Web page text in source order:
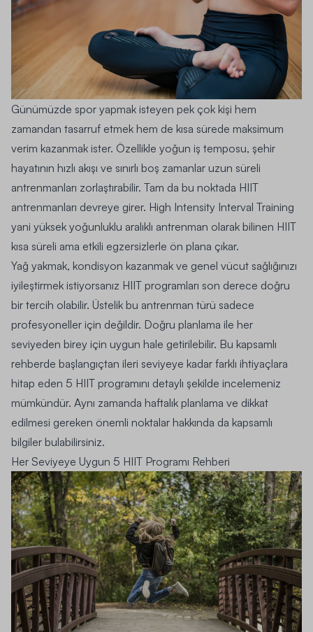
Günümüzde spor yapmak isteyen pek çok kişi hem
zamandan tasarruf etmek hem de kısa sürede maksimum
verim kazanmak ister. Özellikle yoğun iş temposu, şehir
hayatının hızlı akışı ve sınırlı boş zamanlar uzun süreli
antrenmanları zorlaştırabilir. Tam da bu noktada HIIT
antrenmanları devreye girer. High Intensity Interval Training
yani yüksek yoğunluklu aralıklı antrenman olarak bilinen HIIT
kısa süreli ama etkili egzersizlerle ön plana çıkar.
Yağ yakmak, kondisyon kazanmak ve genel vücut sağlığınızı
iyileştirmek istiyorsanız HIIT programları son derece doğru
bir tercih olabilir. Üstelik bu antrenman türü sadece
profesyoneller için değildir. Doğru planlama ile her
seviyeden birey için uygun hale getirilebilir. Bu kapsamlı
rehberde başlangıçtan ileri seviyeye kadar farklı ihtiyaçlara
hitap eden 5 HIIT programını detaylı şekilde incelemeniz
mümkündür. Aynı zamanda haftalık planlama ve dikkat
edilmesi gereken önemli noktalar hakkında da kapsamlı
bilgiler bulabilirsiniz.
Her Seviyeye Uygun 5 HIIT Programı Rehberi